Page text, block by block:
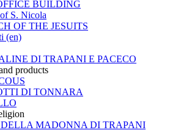
BUILDING
S. Nicola
OF THE JESUITS
(en)
DI TRAPANI E PACECO
products
DI TONNARA
DELLA MADONNA DI TRAPANI